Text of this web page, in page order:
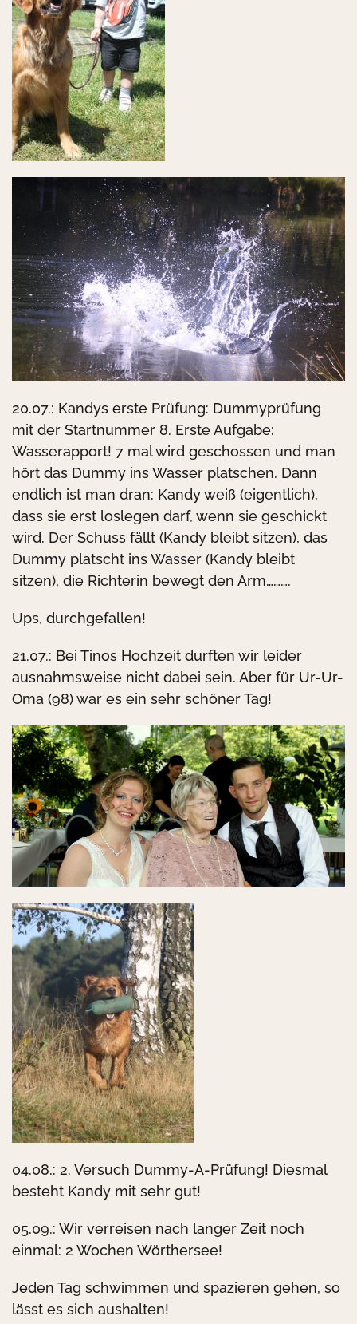
20.07.: Kandys erste Prüfung: Dummyprüfung
mit der Startnummer 8. Erste Aufgabe:
Wasserapport! 7 mal wird geschossen und man
hört das Dummy ins Wasser platschen. Dann
endlich ist man dran: Kandy weiß (eigentlich),
dass sie erst loslegen darf, wenn sie geschickt
wird. Der Schuss fällt (Kandy bleibt sitzen), das
Dummy platscht ins Wasser (Kandy bleibt
sitzen), die Richterin bewegt den Arm……….
Ups, durchgefallen!
21.07.: Bei Tinos Hochzeit durften wir leider
ausnahmsweise nicht dabei sein. Aber für Ur-Ur-
Oma (98) war es ein sehr schöner Tag!
04.08.: 2. Versuch Dummy-A-Prüfung! Diesmal
besteht Kandy mit sehr gut!
05.09.: Wir verreisen nach langer Zeit noch
einmal: 2 Wochen Wörthersee!
Jeden Tag schwimmen und spazieren gehen, so
lässt es sich aushalten!